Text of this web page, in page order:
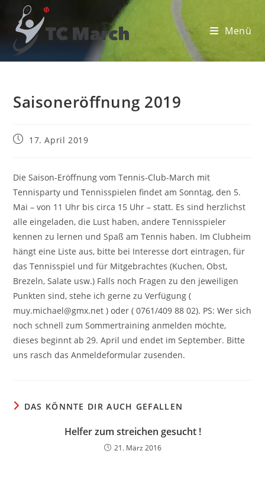
Inhalt
springen
Menü
Saisoneröffnung 2019
Beitrag17. April 2019
Die Saison-Eröffnung vom Tennis-Club-March mit
Tennisparty und Tennisspielen findet am Sonntag, den 5.
Mai – von 11 Uhr bis circa 15 Uhr – statt. Es sind herzlichst
alle eingeladen, die Lust haben, andere Tennisspieler
kennen zu lernen und Spaß am Tennis haben. Im Clubheim
hängt eine Liste aus, bitte bei Interesse dort eintragen, für
das Tennisspiel und für Mitgebrachtes (Kuchen, Obst,
Brezeln, Salate usw.) Falls noch Fragen zu den jeweiligen
Punkten sind, stehe ich gerne zu Verfügung (
muy.michael@gmx.net ) oder ( 0761/409 88 02). PS: Wer sich
noch schnell zum Sommertraining anmelden möchte,
dieses beginnt ab 29. April und endet im September. Bitte
uns rasch das Anmeldeformular zusenden.
DAS KÖNNTE DIR AUCH GEFALLEN
Helfer zum streichen gesucht !
21. März 2016